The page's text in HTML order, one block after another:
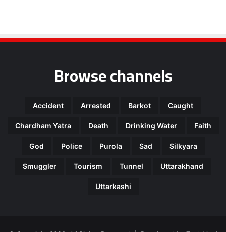
Browse channels
Accident Arrested Barkot Caught
Chardham Yatra Death Drinking Water Faith
God Police Purola Sad Silkyara
Smuggler Tourism Tunnel Uttarakhand
Uttarkashi